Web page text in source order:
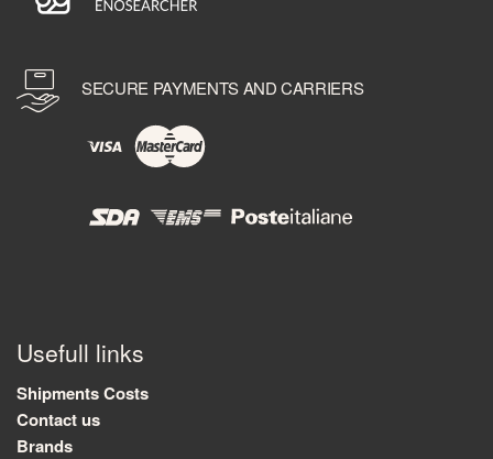
SECURE PAYMENTS AND CARRIERS
Usefull links
Shipments Costs
Contact us
Brands